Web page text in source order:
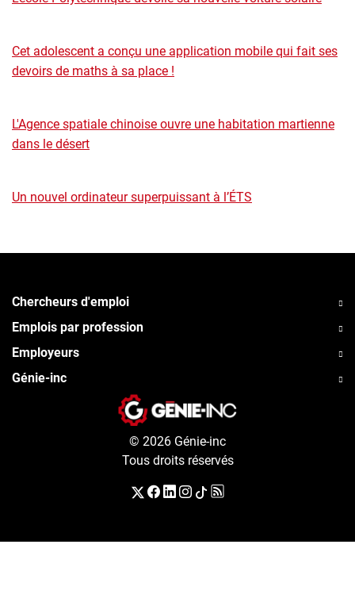
Cet adolescent a conçu une application mobile qui fait ses
devoirs de maths à sa place !
L'Agence spatiale chinoise ouvre une habitation martienne
dans le désert
Un nouvel ordinateur superpuissant à l’ÉTS
Chercheurs d'emploi
Emplois par profession
Employeurs
Génie-inc
© 2026 Génie-inc
Tous droits réservés